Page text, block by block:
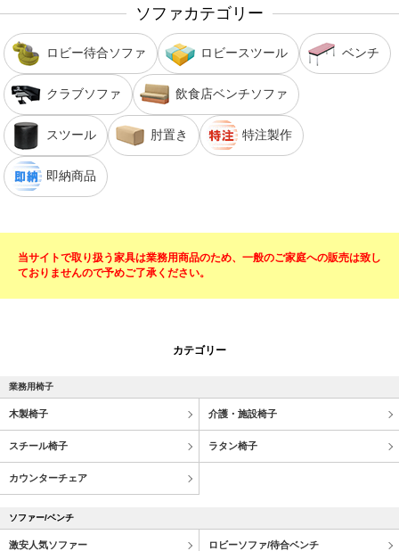
ソファカテゴリー
ロビー待合ソファ ロビースツール ベンチ
クラブソファ 飲食店ベンチソファ
スツール 肘置き 特注製作
即納商品
当サイトで取り扱う家具は業務用商品のため、一般のご家庭への販売は致し
ておりませんので予めご了承ください。
カテゴリー
業務用椅子
木製椅子 介護・施設椅子
スチール椅子 ラタン椅子
カウンターチェア
ソファー/ベンチ
激安人気ソファー ロビーソファ/待合ベンチ